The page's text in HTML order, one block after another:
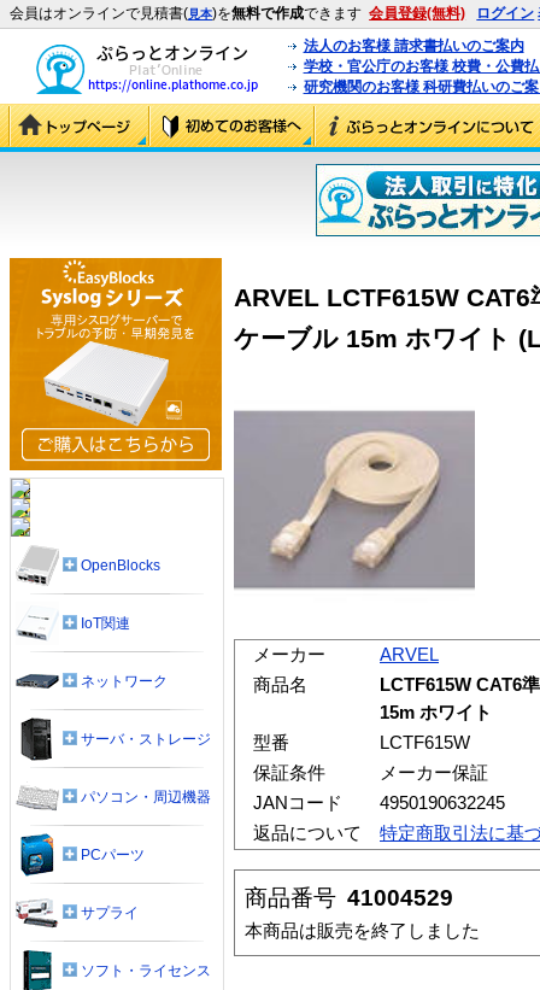
会員はオンラインで見積書(見本)を無料で作成できます 会員登録(無料) ログイン
法人のお客様 請求書払いのご案内
学校・官公庁のお客様 校費・公費
研究機関のお客様 科研費払いのご
ARVEL LCTF615W
ケーブル 15m ホワイト
メーカー
ARVEL
商品名
LCTF615W CAT6
15m ホワイト
型番
LCTF615W
保証条件
メーカー保証
JANコード
4950190632245
返品について
特定商取引法に基
商品番号 41004529
本商品は販売を終了しました
OpenBlocks
IoT関連
ネットワーク
サーバ・ストレージ
パソコン・周辺機器
PCパーツ
サプライ
ソフト・ライセンス